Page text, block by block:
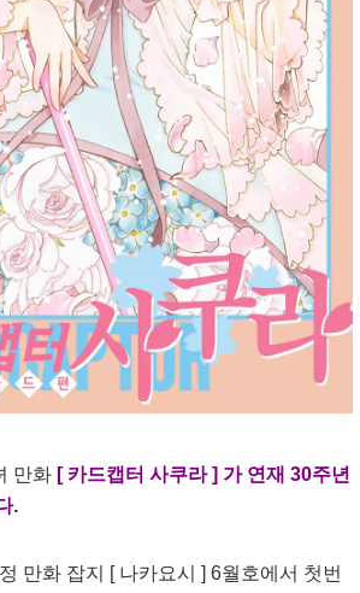
만화 [ 카드캡터 사쿠라 ] 가 연재 30주년
.
만화 잡지 [ 나카요시 ] 6월호에서 첫번